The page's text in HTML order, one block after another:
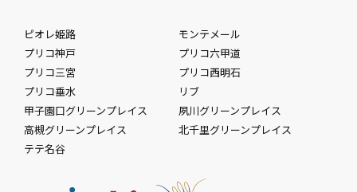
ピオレ姫路
モンテメール
プリコ神戸
プリコ六甲道
プリコ三宮
プリコ西明石
プリコ垂水
リブ
甲子園口グリーンプレイス
夙川グリーンプレイス
高槻グリーンプレイス
北千里グリーンプレイス
テテ名谷